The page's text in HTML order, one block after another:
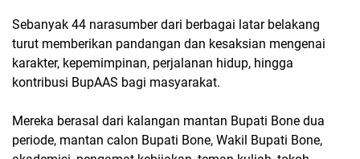
Sebanyak 44 narasumber dari berbagai latar belakang
turut memberikan pandangan dan kesaksian mengenai
karakter, kepemimpinan, perjalanan hidup, hingga
kontribusi BupAAS bagi masyarakat.
Mereka berasal dari kalangan mantan Bupati Bone dua
periode, mantan calon Bupati Bone, Wakil Bupati Bone,